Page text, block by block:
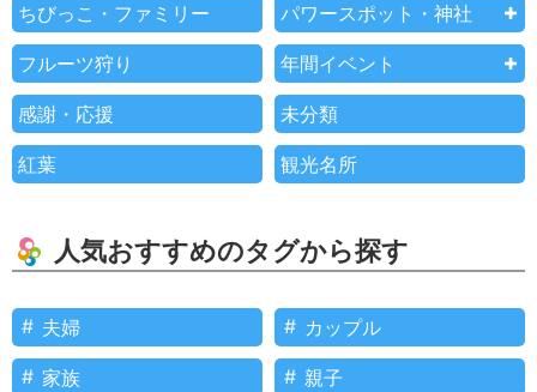
ちびっこ・ファミリー パワースポット・神社
フルーツ狩り 年間イベント
感謝・応援 未分類
紅葉 観光名所
人気おすすめのタグから探す
夫婦 カップル
家族 親子